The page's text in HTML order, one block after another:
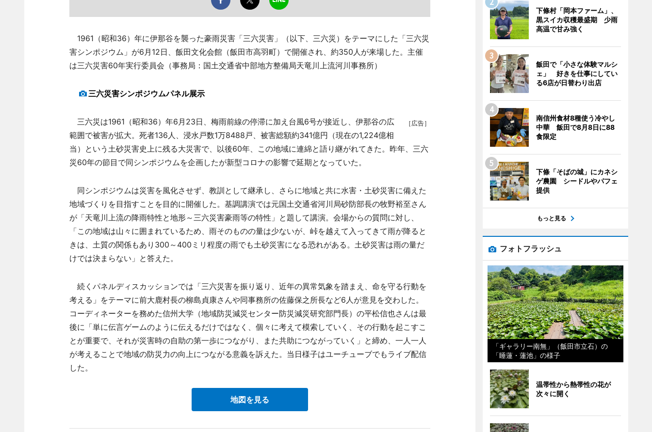
1961（昭和36）年に伊那谷を襲った豪雨災害「三六災害」（以下、三六災）をテーマにした「三六災
害シンポジウム」が6月12日、飯田文化会館（飯田市高羽町）で開催され、約350人が来場した。主催
は三六災害60年実行委員会（事務局：国土交通省中部地方整備局天竜川上流河川事務所）
三六災害シンポジウムパネル展示
［広告］
三六災は1961（昭和36）年6月23日、梅雨前線の停滞に加え台風6号が接近し、伊那谷の広
範囲で被害が拡大。死者136人、浸水戸数1万8488戸、被害総額約341億円（現在の1,224億相
当）という土砂災害史上に残る大災害で、以後60年、この地域に連綿と語り継がれてきた。昨年、三六
災60年の節目で同シンポジウムを企画したが新型コロナの影響で延期となっていた。
同シンポジウムは災害を風化させず、教訓として継承し、さらに地域と共に水害・土砂災害に備えた
地域づくりを目指すことを目的に開催した。基調講演では元国土交通省河川局砂防部長の牧野裕至さん
が「天竜川上流の降雨特性と地形～三六災害豪雨等の特性」と題して講演。会場からの質問に対し、
「この地域は山々に囲まれているため、雨そのものの量は少ないが、峠を越えて入ってきて雨が降ると
きは、土質の関係もあり300～400ミリ程度の雨でも土砂災害になる恐れがある。土砂災害は雨の量だ
けでは決まらない」と答えた。
続くパネルディスカッションでは「三六災害を振り返り、近年の異常気象を踏まえ、命を守る行動を
考える」をテーマに前大鹿村長の柳島貞康さんや同事務所の佐藤保之所長など6人が意見を交わした。
コーディネーターを務めた信州大学（地域防災減災センター防災減災研究部門長）の平松信也さんは最
後に「単に伝言ゲームのように伝えるだけではなく、個々に考えて模索していく、その行動を起こすこ
とが重要で、それが災害時の自助の第一歩につながり、また共助につながっていく」と締め、一人一人
が考えることで地域の防災力の向上につながる意義を訴えた。当日様子はユーチューブでもライブ配信
した。
地図を見る
下條村「岡本ファーム」、
黒スイカ収穫最盛期 少雨
高温で甘み強く
飯田で「小さな体験マルシ
ェ」 好きを仕事にしてい
る6店が日替わり出店
南信州食材8種使う冷やし
中華 飯田で8月8日に88
食限定
下條「そばの城」にカネシ
ゲ農園 シードルやパフェ
提供
もっと見る
フォトフラッシュ
「ギャラリー南無」（飯田市立石）の
「睡蓮・蓮池」の様子
温帯性から熱帯性の花が
次々に開く